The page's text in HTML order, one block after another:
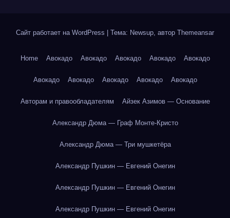
Сайт работает на WordPress Тема: Newsup, автор Themeansar
Home Авокадо Авокадо Авокадо Авокадо Авокадо
Авокадо Авокадо Авокадо Авокадо Авокадо
Авторам и правообладателям Айзек Азимов — Основание
Александр Дюма — Граф Монте-Кристо
Александр Дюма — Три мушкетёра
Александр Пушкин — Евгений Онегин
Александр Пушкин — Евгений Онегин
Александр Пушкин — Евгений Онегин